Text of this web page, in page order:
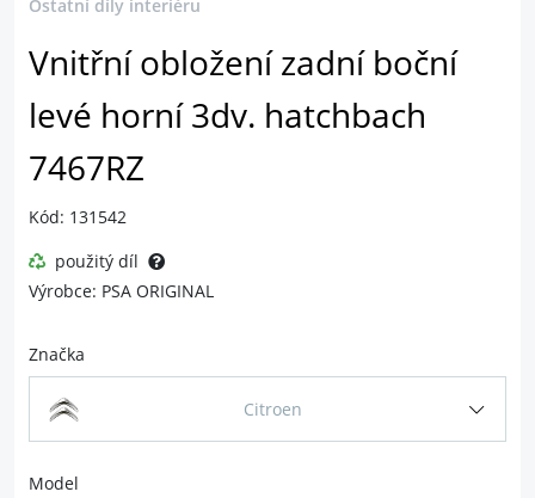
Ostatní díly interiéru
Vnitřní obložení zadní boční
levé horní 3dv. hatchbach
7467RZ
Kód: 131542
použitý díl
Výrobce: PSA ORIGINAL
Značka
Citroen
Model